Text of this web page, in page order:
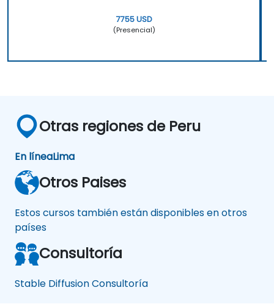
7755 USD
(Presencial)
Otras regiones de Peru
En líneaLima
Otros Paises
Estos cursos también están disponibles en otros
países
Consultoría
Stable Diffusion Consultoría